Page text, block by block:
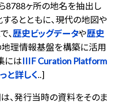
8788ヶ所の地名を抽出し
るとともに、現代の地図や
、歴史ビッグデータや歴史
理情報基盤を構築に活用
にはIIIF Curation Platform
と詳しく..]
、発行当時の資料をそのま